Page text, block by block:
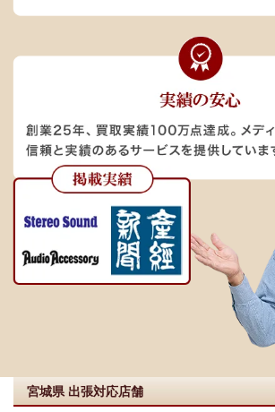
宮城県 出張対応店舗